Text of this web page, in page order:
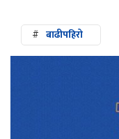
# बाढीपहिरो